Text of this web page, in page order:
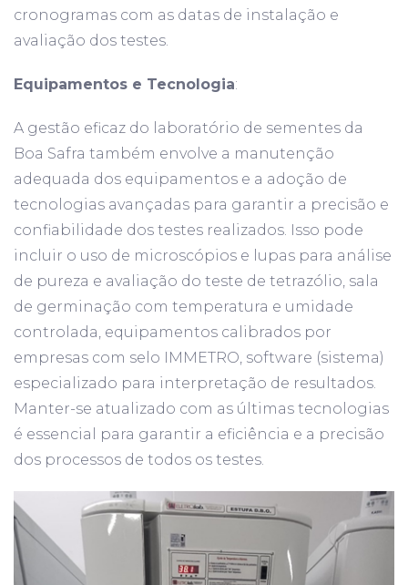
cronogramas com as datas de instalação e
avaliação dos testes.
Equipamentos e Tecnologia:
A gestão eficaz do laboratório de sementes da
Boa Safra também envolve a manutenção
adequada dos equipamentos e a adoção de
tecnologias avançadas para garantir a precisão e
confiabilidade dos testes realizados. Isso pode
incluir o uso de microscópios e lupas para análise
de pureza e avaliação do teste de tetrazólio, sala
de germinação com temperatura e umidade
controlada, equipamentos calibrados por
empresas com selo IMMETRO, software (sistema)
especializado para interpretação de resultados.
Manter-se atualizado com as últimas tecnologias
é essencial para garantir a eficiência e a precisão
dos processos de todos os testes.